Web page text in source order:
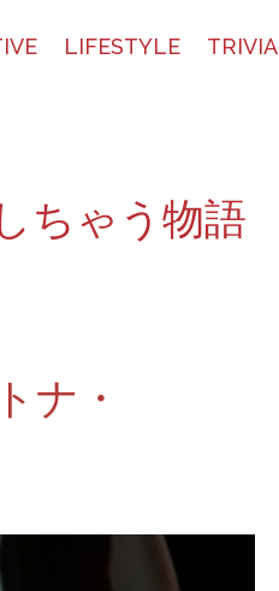
LIFESTYLE TRIVIA
ちゃう物語
ナ・